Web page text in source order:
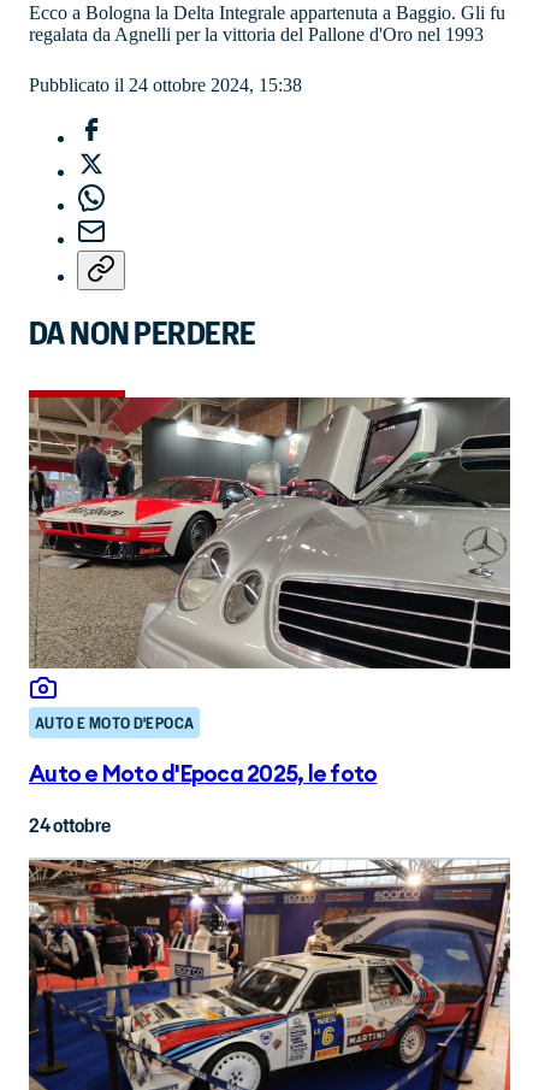
Ecco a Bologna la Delta Integrale appartenuta a Baggio. Gli fu
regalata da Agnelli per la vittoria del Pallone d'Oro nel 1993
Pubblicato il 24 ottobre 2024, 15:38
DA NON PERDERE
AUTO E MOTO D'EPOCA
Auto e Moto d'Epoca 2025, le foto
24 ottobre